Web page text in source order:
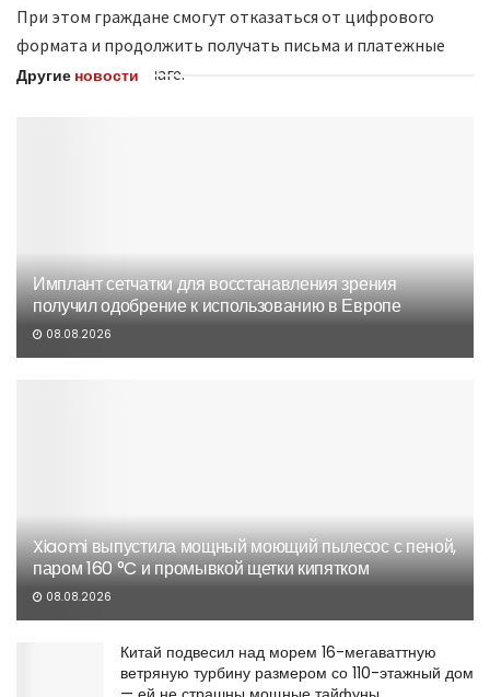
При этом граждане смогут отказаться от цифрового
формата и продолжить получать письма и платежные
документы на бумаге.
Другие новости
Имплант сетчатки для восстанавления зрения
получил одобрение к использованию в Европе
08.08.2026
Xiaomi выпустила мощный моющий пылесос с пеной,
паром 160 °C и промывкой щетки кипятком
08.08.2026
Китай подвесил над морем 16-мегаваттную
ветряную турбину размером со 110-этажный дом